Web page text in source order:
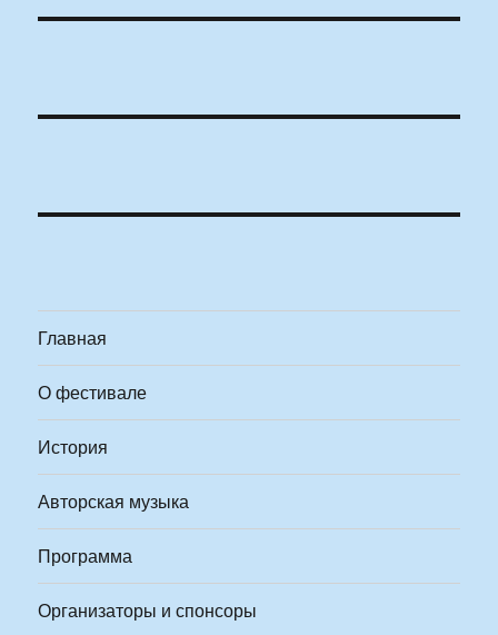
Главная
О фестивале
История
Авторская музыка
Программа
Организаторы и спонсоры